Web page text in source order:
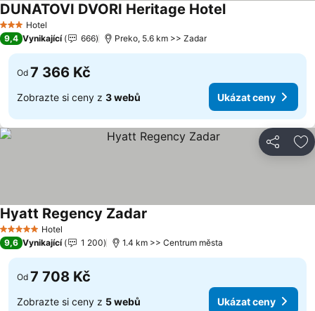
3 Počet hvězdiček
Hotel
DUNATOVI DVORI Heritage Hotel
9,4 Vynikající 666 Preko, 5.6 km >> Zadar
Od 7 366 Kč
Zobrazte si ceny z 3 webů Ukázat ceny
Sdílet
5 Počet hvězdiček
Hotel
Hyatt Regency Zadar
9,6 Vynikající 1 200 1.4 km >> Centrum města
Od 7 708 Kč
Zobrazte si ceny z 5 webů Ukázat ceny